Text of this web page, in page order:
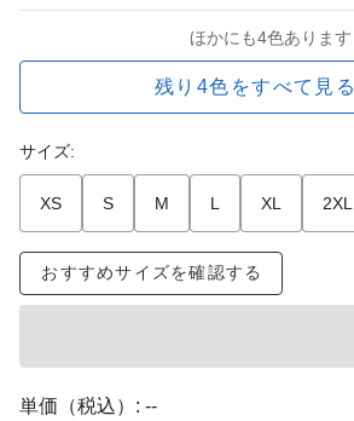
ほかにも4色あります
残り4色をすべて見る
サイズ:
XS S M L XL 2XL
おすすめサイズを確認する
単価（税込）: --